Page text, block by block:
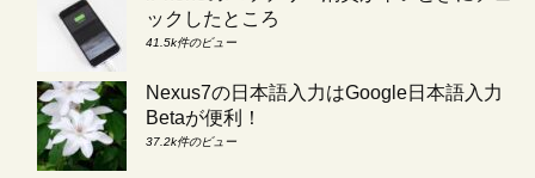
ックしたところ
41.5k件のビュー
Nexus7の日本語入力はGoogle日本語入力
Betaが便利！
37.2k件のビュー